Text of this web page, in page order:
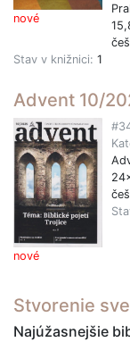
nové
Stav v knižnici: 1
Advent 10/
nové
Stvorenie
Najúžasnejšie